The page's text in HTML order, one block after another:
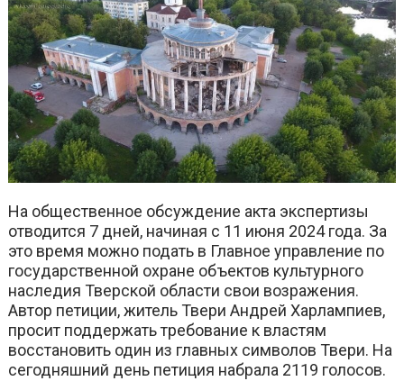
На общественное обсуждение акта экспертизы
отводится 7 дней, начиная с 11 июня 2024 года. За
это время можно подать в Главное управление по
государственной охране объектов культурного
наследия Тверской области свои возражения.
Автор петиции, житель Твери Андрей Харлампиев,
просит поддержать требование к властям
восстановить один из главных символов Твери. На
сегодняшний день петиция набрала 2119 голосов.